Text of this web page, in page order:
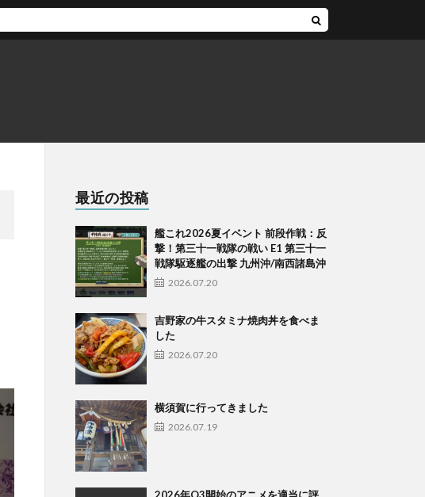
最近の投稿
艦これ2026夏イベント 前段作戦：反
撃！第三十一戦隊の戦い E1 第三十一
戦隊駆逐艦の出撃 九州沖/南西諸島沖
2026.07.20
吉野家の牛スタミナ焼肉丼を食べま
した
2026.07.20
横須賀に行ってきました
2026.07.19